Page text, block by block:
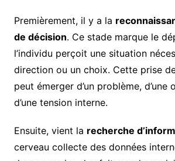
Premièrement, il y a la
de décision. Ce stade marque le
l’individu perçoit une situation
direction ou un choix. Cette prise
peut émerger d’un problème,
d’une tension interne.
Ensuite, vient la recherche
cerveau collecte des données